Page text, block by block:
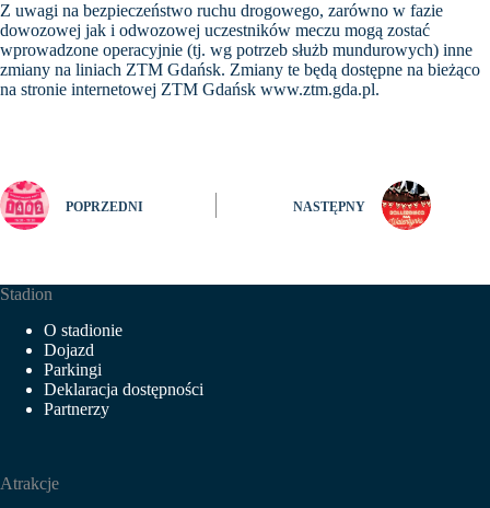
Z uwagi na bezpieczeństwo ruchu drogowego, zarówno w fazie
dowozowej jak i odwozowej uczestników meczu mogą zostać
wprowadzone operacyjnie (tj. wg potrzeb służb mundurowych) inne
zmiany na liniach ZTM Gdańsk. Zmiany te będą dostępne na bieżąco
na stronie internetowej ZTM Gdańsk www.ztm.gda.pl.
POPRZEDNI NASTĘPNY
Stadion
O stadionie
Dojazd
Parkingi
Deklaracja dostępności
Partnerzy
Atrakcje